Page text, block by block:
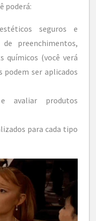
poderá:
seguros e
preenchimentos,
químicos (você verá
podem ser aplicados
e avaliar produtos
para cada tipo